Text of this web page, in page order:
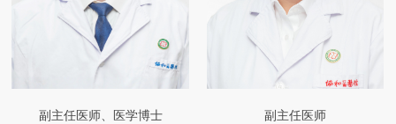
副主任医师、医学博士
副主任医师